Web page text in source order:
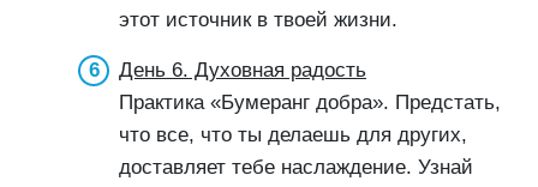
этот источник в твоей жизни.
День 6. Духовная радость
Практика «Бумеранг добра». Предстать,
что все, что ты делаешь для других,
доставляет тебе наслаждение. Узнай